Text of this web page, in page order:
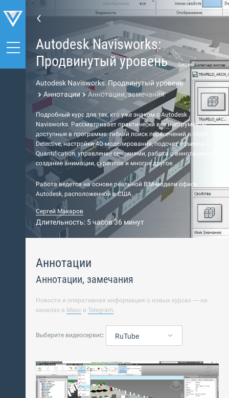
Autodesk Navisworks:
Продвинутый уровень
Средний
Autodesk Navisworks: Продвинутый уровень
Аннотации
Аннотации, замечания
Подробный курс для тех, кто уже знаком с Autodesk
Navisworks. Рассматривает практически все инструменты,
доступные в программе: гибкий поиск пересечений в Clash
Detective, настройки 4D-моделирования, подсчет объемов в
Quantification, управление сечениями, работа с аннотациями,
создание анимации, скриптов и многое другое.
Работа ведется на основе реальной BIM-модели офиса
Autodesk, расположенной в США.
Сергей Макаров
Длительность: 5 часов 36 минут
Аннотации
Аннотации, замечания
Новости и оперативная информация о новых курсах — на
каналах в Макс и Telegram.
Выберите видеосервис: RuTube